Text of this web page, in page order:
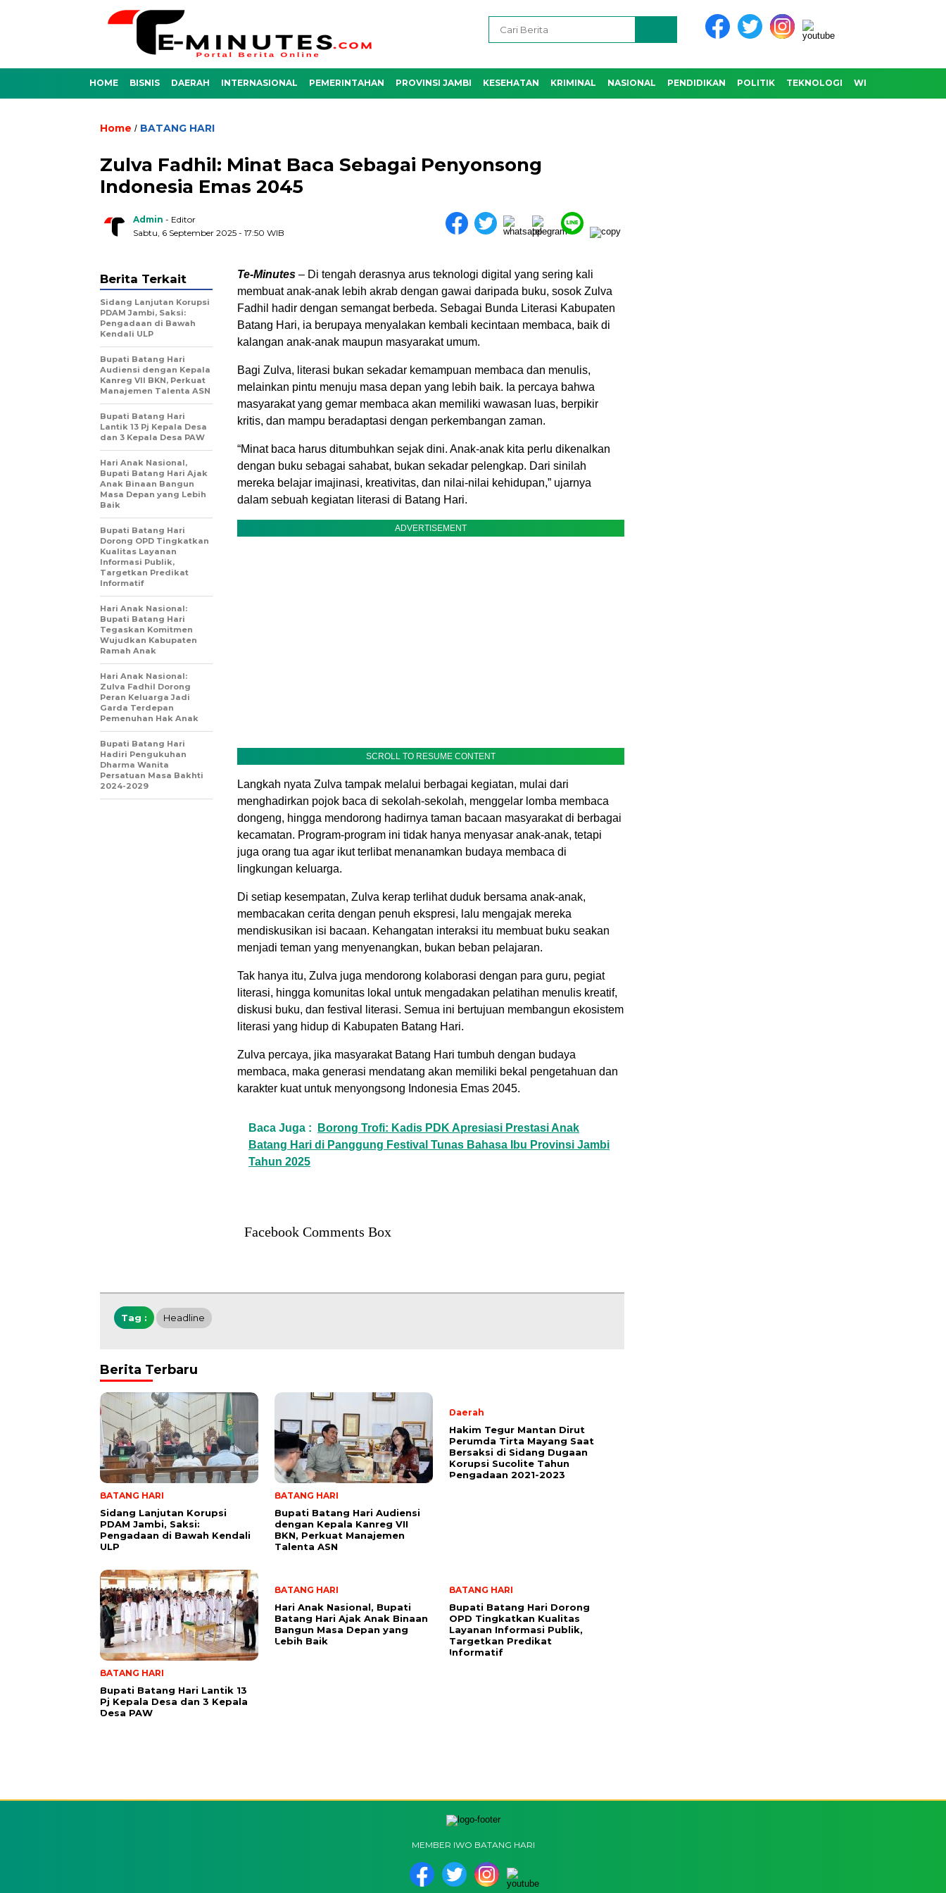
HOME BISNIS DAERAH INTERNASIONAL PEMERINTAHAN PROVINSI JAMBI KESEHATAN KRIMINAL NASIONAL PENDIDIKAN POLITIK TEKNOLOGI WISATA & BUDAYA
Home / BATANG HARI
Zulva Fadhil: Minat Baca Sebagai Penyonsong
Indonesia Emas 2045
Admin - Editor
Sabtu, 6 September 2025 - 17:50 WIB
Te-Minutes – Di tengah derasnya arus teknologi digital yang sering kali
membuat anak-anak lebih akrab dengan gawai daripada buku, sosok Zulva
Fadhil hadir dengan semangat berbeda. Sebagai Bunda Literasi Kabupaten
Batang Hari, ia berupaya menyalakan kembali kecintaan membaca, baik di
kalangan anak-anak maupun masyarakat umum.
Bagi Zulva, literasi bukan sekadar kemampuan membaca dan menulis,
melainkan pintu menuju masa depan yang lebih baik. Ia percaya bahwa
masyarakat yang gemar membaca akan memiliki wawasan luas, berpikir
kritis, dan mampu beradaptasi dengan perkembangan zaman.
“Minat baca harus ditumbuhkan sejak dini. Anak-anak kita perlu dikenalkan
dengan buku sebagai sahabat, bukan sekadar pelengkap. Dari sinilah
mereka belajar imajinasi, kreativitas, dan nilai-nilai kehidupan,” ujarnya
dalam sebuah kegiatan literasi di Batang Hari.
ADVERTISEMENT
SCROLL TO RESUME CONTENT
Langkah nyata Zulva tampak melalui berbagai kegiatan, mulai dari
menghadirkan pojok baca di sekolah-sekolah, menggelar lomba membaca
dongeng, hingga mendorong hadirnya taman bacaan masyarakat di berbagai
kecamatan. Program-program ini tidak hanya menyasar anak-anak, tetapi
juga orang tua agar ikut terlibat menanamkan budaya membaca di
lingkungan keluarga.
Di setiap kesempatan, Zulva kerap terlihat duduk bersama anak-anak,
membacakan cerita dengan penuh ekspresi, lalu mengajak mereka
mendiskusikan isi bacaan. Kehangatan interaksi itu membuat buku seakan
menjadi teman yang menyenangkan, bukan beban pelajaran.
Tak hanya itu, Zulva juga mendorong kolaborasi dengan para guru, pegiat
literasi, hingga komunitas lokal untuk mengadakan pelatihan menulis kreatif,
diskusi buku, dan festival literasi. Semua ini bertujuan membangun ekosistem
literasi yang hidup di Kabupaten Batang Hari.
Zulva percaya, jika masyarakat Batang Hari tumbuh dengan budaya
membaca, maka generasi mendatang akan memiliki bekal pengetahuan dan
karakter kuat untuk menyongsong Indonesia Emas 2045.
Baca Juga :
Borong Trofi: Kadis PDK Apresiasi Prestasi Anak
Batang Hari di Panggung Festival Tunas Bahasa Ibu Provinsi Jambi
Tahun 2025
Facebook Comments Box
Berita Terkait
Sidang Lanjutan Korupsi
PDAM Jambi, Saksi:
Pengadaan di Bawah
Kendali ULP
Bupati Batang Hari
Audiensi dengan Kepala
Kanreg VII BKN, Perkuat
Manajemen Talenta ASN
Bupati Batang Hari
Lantik 13 Pj Kepala Desa
dan 3 Kepala Desa PAW
Hari Anak Nasional,
Bupati Batang Hari Ajak
Anak Binaan Bangun
Masa Depan yang Lebih
Baik
Bupati Batang Hari
Dorong OPD Tingkatkan
Kualitas Layanan
Informasi Publik,
Targetkan Predikat
Informatif
Hari Anak Nasional:
Bupati Batang Hari
Tegaskan Komitmen
Wujudkan Kabupaten
Ramah Anak
Hari Anak Nasional:
Zulva Fadhil Dorong
Peran Keluarga Jadi
Garda Terdepan
Pemenuhan Hak Anak
Bupati Batang Hari
Hadiri Pengukuhan
Dharma Wanita
Persatuan Masa Bakhti
2024-2029
Tag : Headline
Berita Terbaru
BATANG HARI
Sidang Lanjutan Korupsi
PDAM Jambi, Saksi:
Pengadaan di Bawah Kendali
ULP
BATANG HARI
Bupati Batang Hari Audiensi
dengan Kepala Kanreg VII
BKN, Perkuat Manajemen
Talenta ASN
Daerah
Hakim Tegur Mantan Dirut
Perumda Tirta Mayang Saat
Bersaksi di Sidang Dugaan
Korupsi Sucolite Tahun
Pengadaan 2021-2023
BATANG HARI
Bupati Batang Hari Lantik 13
Pj Kepala Desa dan 3 Kepala
Desa PAW
BATANG HARI
Hari Anak Nasional, Bupati
Batang Hari Ajak Anak Binaan
Bangun Masa Depan yang
Lebih Baik
BATANG HARI
Bupati Batang Hari Dorong
OPD Tingkatkan Kualitas
Layanan Informasi Publik,
Targetkan Predikat
Informatif
MEMBER IWO BATANG HARI